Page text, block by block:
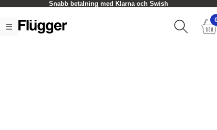
Snabb betalning med Klarna och Swish